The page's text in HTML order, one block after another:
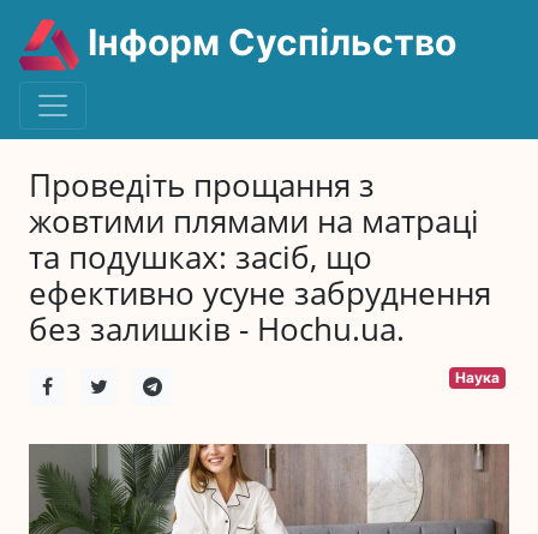
Інформ Суспільство
Проведіть прощання з
жовтими плямами на матраці
та подушках: засіб, що
ефективно усуне забруднення
без залишків - Hochu.ua.
Наука